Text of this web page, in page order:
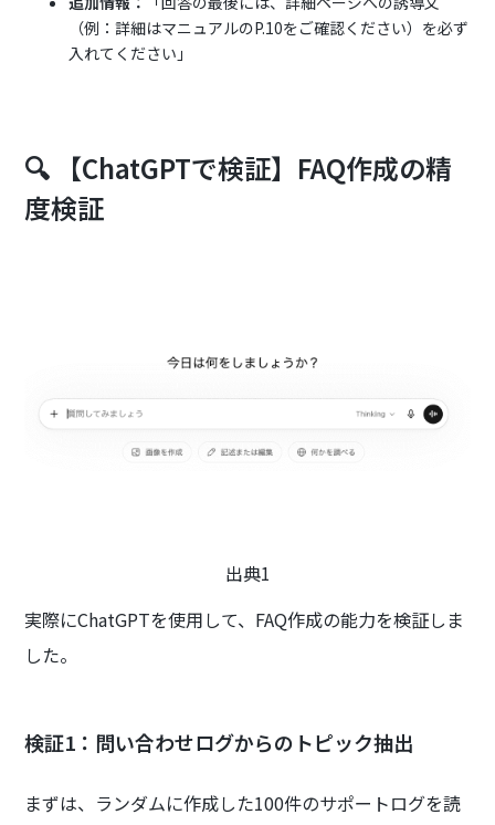
（例：詳細はマニュアルのP.10をご確認ください）を必ず
入れてください」
🔍 【ChatGPTで検証】FAQ作成の精
度検証
出典1
実際にChatGPTを使用して、FAQ作成の能力を検証しま
した。
検証1：問い合わせログからのトピック抽出
まずは、ランダムに作成した100件のサポートログを読